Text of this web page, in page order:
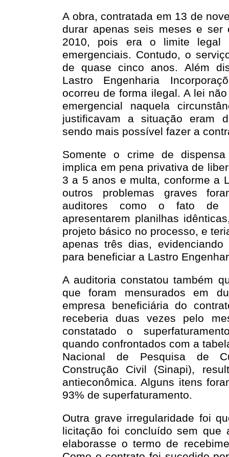
A obra, contratada em 13 de
durar apenas seis meses e ser
2010, pois era o limite legal
emergenciais. Contudo, o
de quase cinco anos. Além
Lastro Engenharia
ocorreu de forma ilegal. A lei
emergencial naquela
justificavam a situação eram
sendo mais possível fazer a
Somente o crime de
implica em pena privativa de
3 a 5 anos e multa, conforme a
outros problemas graves
auditores como o fato de
apresentarem planilhas
projeto básico no processo, e
apenas três dias,
para beneficiar a Lastro
A auditoria constatou também
que foram mensurados em
empresa beneficiária do
receberia duas vezes pelo
constatado o
quando confrontados com a
Nacional de Pesquisa de
Construção Civil (Sinapi),
antieconômica. Alguns itens
93% de superfaturamento.
Outra grave irregularidade foi
licitação foi concluído sem que
elaborasse o termo de